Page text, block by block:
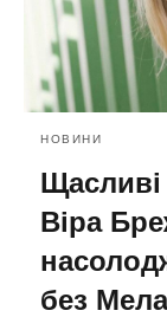
НОВИНИ
Щасливі
Віра
без